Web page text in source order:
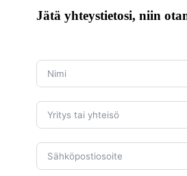
Jätä yhteystietosi, niin